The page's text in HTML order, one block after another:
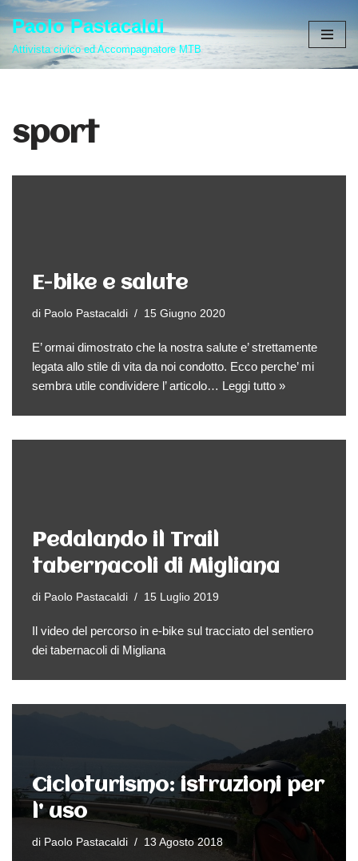
Vai
Paolo Pastacaldi
Attivista civico ed Accompagnatore MTB
sport
E-bike e salute
di Paolo Pastacaldi 15 Giugno 2020
E’ ormai dimostrato che la nostra salute e’ strettamente
legata allo stile di vita da noi condotto. Ecco perche’ mi
sembra utile condividere l’ articolo… Leggi tutto »
Pedalando il Trail
tabernacoli di Migliana
di Paolo Pastacaldi 15 Luglio 2019
Il video del percorso in e-bike sul tracciato del sentiero
dei tabernacoli di Migliana
Cicloturismo: istruzioni per
l’ uso
di Paolo Pastacaldi 13 Agosto 2018